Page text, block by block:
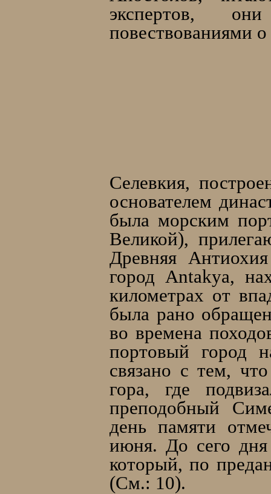
экспертов,
повествованиями
Селевкия,
основателем
была морским
Великой),
Древняя
город Antakya,
километрах от
былa рано
во времена
портовый город
связано с тем,
гора, где
преподобный
день памяти
июня. До сего дня
который, по
(См.: 10).